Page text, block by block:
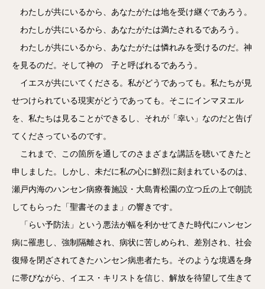
わたしが共にいるから、あなたがたは地を受け継ぐであろう。
わたしが共にいるから、あなたがたは満たされるであろう。
わたしが共にいるから、あなたがたは憐れみを受けるのだ。神
を見るのだ。そして神の 子と呼ばれるであろう。
イエスが共にいてくださる。私がどうであっても。私たちが見
せつけられている現実がどうであっても。そこにインマヌエル
を、私たちは見ることができるし、それが「幸い」なのだと告げ
てくださっているのです。
これまで、この箇所を通してのさまざまな講話を聴いてきたと
申しました。しかし、未だに私の心に鮮烈に刻まれているのは、
瀬戸内海のハンセン病療養施設・大島青松園の立つ丘の上で朗読
してもらった「聖書そのまま」の響きです。
「らい予防法」という悪法が幅を利かせてきた時代にハンセン
病に罹患し、強制隔離され、病状に苦しめられ、差別され、社会
復帰を閉ざされてきたハンセン病患者たち。そのような境遇を身
に帯びながら、イエス・キリストを信じ、解放を待望して生きて